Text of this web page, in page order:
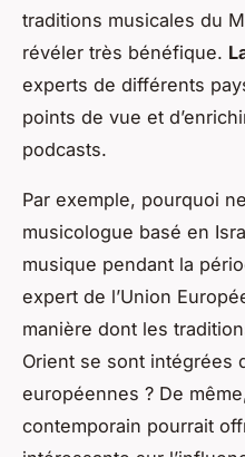
traditions musicales du
révéler très bénéfique.
experts de différents
points de vue et
podcasts.
Par exemple, pourquoi
musicologue basé en
musique pendant la
expert de l’Union
manière dont les
Orient se sont intégrées
européennes ? De
contemporain pourrait